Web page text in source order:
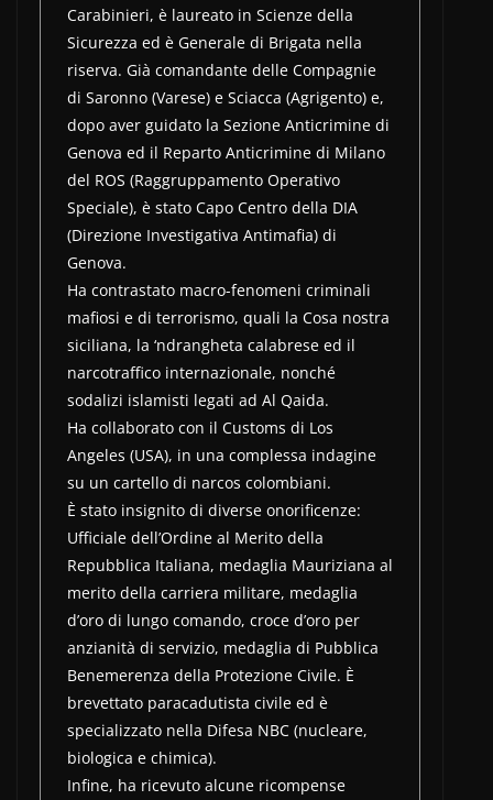
Carabinieri, è laureato in Scienze della
Sicurezza ed è Generale di Brigata nella
riserva. Già comandante delle Compagnie
di Saronno (Varese) e Sciacca (Agrigento) e,
dopo aver guidato la Sezione Anticrimine di
Genova ed il Reparto Anticrimine di Milano
del ROS (Raggruppamento Operativo
Speciale), è stato Capo Centro della DIA
(Direzione Investigativa Antimafia) di
Genova.
Ha contrastato macro-fenomeni criminali
mafiosi e di terrorismo, quali la Cosa nostra
siciliana, la ‘ndrangheta calabrese ed il
narcotraffico internazionale, nonché
sodalizi islamisti legati ad Al Qaida.
Ha collaborato con il Customs di Los
Angeles (USA), in una complessa indagine
su un cartello di narcos colombiani.
È stato insignito di diverse onorificenze:
Ufficiale dell’Ordine al Merito della
Repubblica Italiana, medaglia Mauriziana al
merito della carriera militare, medaglia
d’oro di lungo comando, croce d’oro per
anzianità di servizio, medaglia di Pubblica
Benemerenza della Protezione Civile. È
brevettato paracadutista civile ed è
specializzato nella Difesa NBC (nucleare,
biologica e chimica).
Infine, ha ricevuto alcune ricompense